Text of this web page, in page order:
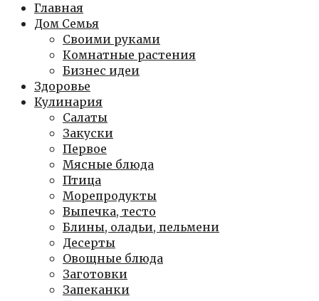
Главная
Дом Семья
Своими руками
Комнатные растения
Бизнес идеи
Здоровье
Кулинария
Салаты
Закуски
Первое
Мясные блюда
Птица
Морепродукты
Выпечка, тесто
Блины, оладьи, пельмени
Десерты
Овощные блюда
Заготовки
Запеканки